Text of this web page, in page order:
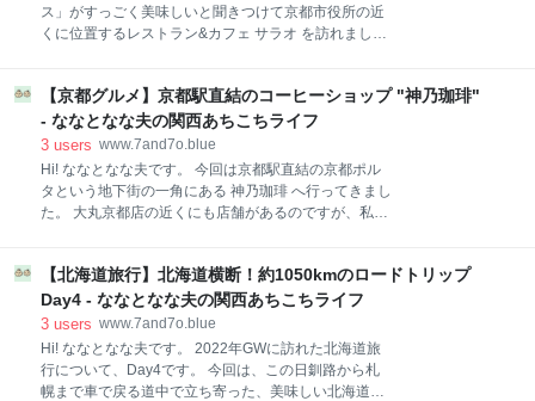
ス」がすっごく美味しいと聞きつけて京都市役所の近
くに位置するレストラン&カフェ サラオ を訪れまし
内の様子 今回注文したもの サラオプチコース
¥2,130 × 夫婦2人分 前菜盛 白レバーのテリーヌ 聖護
院大根のスープ 大人のチキンライス ミニアイス＆ドリ
ンク アクセス方法 住所：604-0941 京都府京都市中京
区亀屋町379-1 コンフォール御池フォルテ1F 営業時
間：11：30〜15：00 / 17:30〜20:00 定休日：月曜日
プチコース ¥2,130 × 夫婦2人分 前菜盛 見た目が豪
華！ ローストビーフはしっとり柔
【京都グルメ】京都駅直結のコーヒーショップ "神乃珈琲"
- ななとなな夫の関西あちこちライフ
3 users www.7and7o.blue
Hi! ななとなな夫です。 今回は京都駅直結の京都ポル
タという地下街の一角にある 神乃珈琲 へ行ってきまし
た。 大丸京都店の近くにも店舗があるのですが、私の
出来ました(*´∀｀) アクセス方法 今回注文したもの ケ
ーキセット ¥1,100 ショコラトルテ 苺と宇治抹茶の
ダックワーズ 小さな演出 アクセス方法 住所：600-
8216 京都府京都市下京区東塩小路町902 営業時間：
8:00〜21:00 *お店は東京・京都・大阪などに8店舗あ
ります。(2022年7月現在) 今回注文したもの ケーキセ
【北海道旅行】北海道横断！約1050kmのロードトリップ
Day4 - ななとなな夫の関西あちこちライフ
3 users www.7and7o.blue
Hi! ななとなな夫です。 2022年GWに訪れた北海道旅
行について、Day4です。 今回は、この日釧路から札
幌まで車で戻る道中で立ち寄った、美味しい北海道グ